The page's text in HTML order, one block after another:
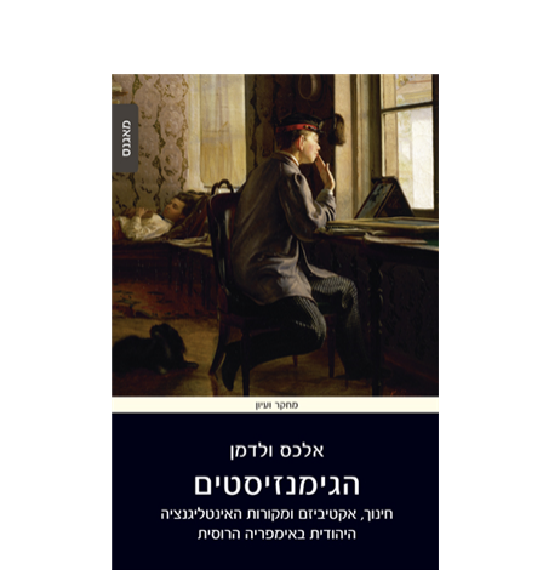
אלכס ולדמן
הנחת אתר ספר מודפס
$35
$32